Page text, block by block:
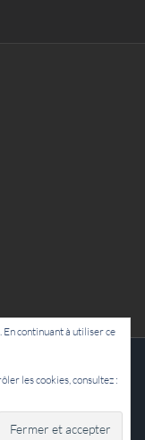
continuant à utiliser ce
les cookies, consultez :